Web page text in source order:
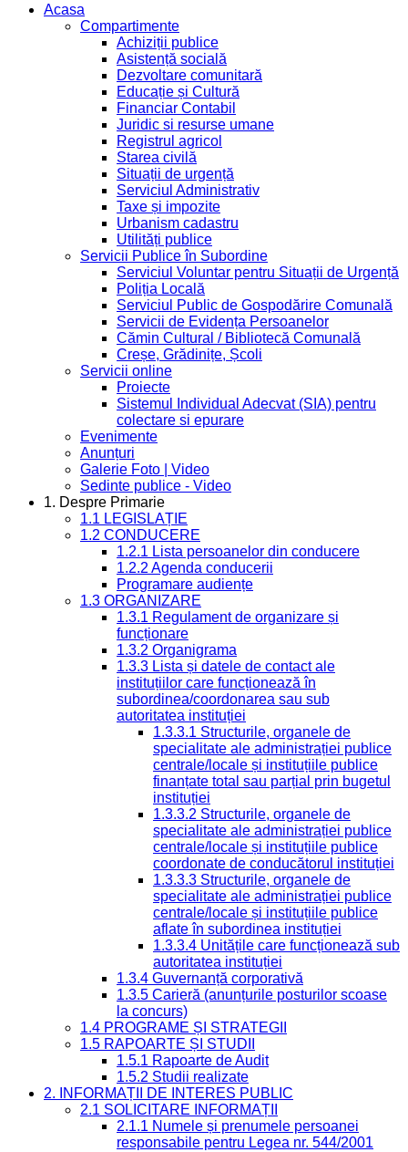
Acasa
Compartimente
Achiziții publice
Asistență socială
Dezvoltare comunitară
Educație și Cultură
Financiar Contabil
Juridic si resurse umane
Registrul agricol
Starea civilă
Situații de urgență
Serviciul Administrativ
Taxe și impozite
Urbanism cadastru
Utilități publice
Servicii Publice în Subordine
Serviciul Voluntar pentru Situații de Urgență
Poliția Locală
Serviciul Public de Gospodărire Comunală
Servicii de Evidența Persoanelor
Cămin Cultural / Bibliotecă Comunală
Creșe, Grădinițe, Școli
Servicii online
Proiecte
Sistemul Individual Adecvat (SIA) pentru
colectare si epurare
Evenimente
Anunțuri
Galerie Foto | Video
Sedinte publice - Video
1. Despre Primarie
1.1 LEGISLAȚIE
1.2 CONDUCERE
1.2.1 Lista persoanelor din conducere
1.2.2 Agenda conducerii
Programare audiențe
1.3 ORGANIZARE
1.3.1 Regulament de organizare și
funcționare
1.3.2 Organigrama
1.3.3 Lista și datele de contact ale
instituțiilor care funcționează în
subordinea/coordonarea sau sub
autoritatea instituției
1.3.3.1 Structurile, organele de
specialitate ale administrației publice
centrale/locale și instituțiile publice
finanțate total sau parțial prin bugetul
instituției
1.3.3.2 Structurile, organele de
specialitate ale administrației publice
centrale/locale și instituțiile publice
coordonate de conducătorul instituției
1.3.3.3 Structurile, organele de
specialitate ale administrației publice
centrale/locale și instituțiile publice
aflate în subordinea instituției
1.3.3.4 Unitățile care funcționează sub
autoritatea instituției
1.3.4 Guvernanță corporativă
1.3.5 Carieră (anunțurile posturilor scoase
la concurs)
1.4 PROGRAME ȘI STRATEGII
1.5 RAPOARTE ȘI STUDII
1.5.1 Rapoarte de Audit
1.5.2 Studii realizate
2. INFORMAȚII DE INTERES PUBLIC
2.1 SOLICITARE INFORMAȚII
2.1.1 Numele și prenumele persoanei
responsabile pentru Legea nr. 544/2001